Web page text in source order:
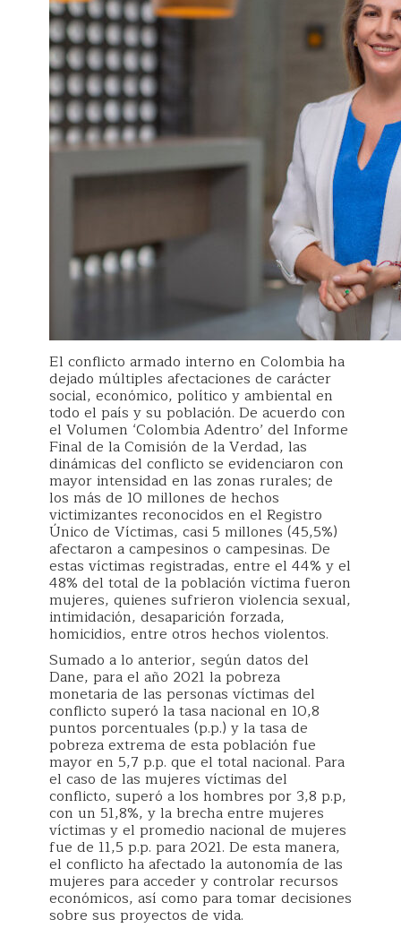
El conflicto armado interno en Colombia ha
dejado múltiples afectaciones de carácter
social, económico, político y ambiental en
todo el país y su población. De acuerdo con
el Volumen ‘Colombia Adentro’ del Informe
Final de la Comisión de la Verdad, las
dinámicas del conflicto se evidenciaron con
mayor intensidad en las zonas rurales; de
los más de 10 millones de hechos
victimizantes reconocidos en el Registro
Único de Víctimas, casi 5 millones (45,5%)
afectaron a campesinos o campesinas. De
estas víctimas registradas, entre el 44% y el
48% del total de la población víctima fueron
mujeres, quienes sufrieron violencia sexual,
intimidación, desaparición forzada,
homicidios, entre otros hechos violentos.
Sumado a lo anterior, según datos del
Dane, para el año 2021 la pobreza
monetaria de las personas víctimas del
conflicto superó la tasa nacional en 10,8
puntos porcentuales (p.p.) y la tasa de
pobreza extrema de esta población fue
mayor en 5,7 p.p. que el total nacional. Para
el caso de las mujeres víctimas del
conflicto, superó a los hombres por 3,8 p.p,
con un 51,8%, y la brecha entre mujeres
víctimas y el promedio nacional de mujeres
fue de 11,5 p.p. para 2021. De esta manera,
el conflicto ha afectado la autonomía de las
mujeres para acceder y controlar recursos
económicos, así como para tomar decisiones
sobre sus proyectos de vida.